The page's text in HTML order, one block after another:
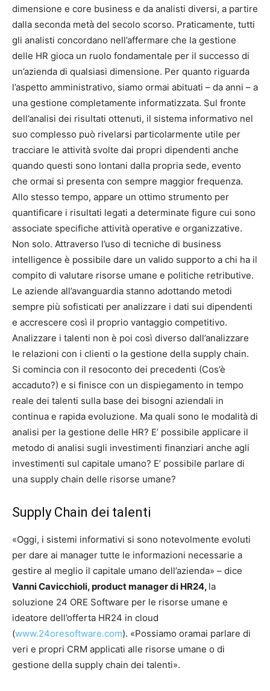
dimensione e core business e da analisti diversi, a partire
dalla seconda metà del secolo scorso. Praticamente, tutti
gli analisti concordano nell’affermare che la gestione
delle HR gioca un ruolo fondamentale per il successo di
un’azienda di qualsiasi dimensione. Per quanto riguarda
l’aspetto amministrativo, siamo ormai abituati – da anni – a
una gestione completamente informatizzata. Sul fronte
dell’analisi dei risultati ottenuti, il sistema informativo nel
suo complesso può rivelarsi particolarmente utile per
tracciare le attività svolte dai propri dipendenti anche
quando questi sono lontani dalla propria sede, evento
che ormai si presenta con sempre maggior frequenza.
Allo stesso tempo, appare un ottimo strumento per
quantificare i risultati legati a determinate figure cui sono
associate specifiche attività operative e organizzative.
Non solo. Attraverso l’uso di tecniche di business
intelligence è possibile dare un valido supporto a chi ha il
compito di valutare risorse umane e politiche retributive.
Le aziende all’avanguardia stanno adottando metodi
sempre più sofisticati per analizzare i dati sui dipendenti
e accrescere così il proprio vantaggio competitivo.
Analizzare i talenti non è poi così diverso dall’analizzare
le relazioni con i clienti o la gestione della supply chain.
Si comincia con il resoconto dei precedenti (Cos’è
accaduto?) e si finisce con un dispiegamento in tempo
reale dei talenti sulla base dei bisogni aziendali in
continua e rapida evoluzione. Ma quali sono le modalità di
analisi per la gestione delle HR? E’ possibile applicare il
metodo di analisi sugli investimenti finanziari anche agli
investimenti sul capitale umano? E’ possibile parlare di
una supply chain delle risorse umane?
Supply Chain dei talenti
«Oggi, i sistemi informativi si sono notevolmente evoluti
per dare ai manager tutte le informazioni necessarie a
gestire al meglio il capitale umano dell’azienda» – dice
Vanni Cavicchioli, product manager di HR24, la
soluzione 24 ORE Software per le risorse umane e
ideatore dell’offerta HR24 in cloud
(www.24oresoftware.com). «Possiamo oramai parlare di
veri e propri CRM applicati alle risorse umane o di
gestione della supply chain dei talenti».